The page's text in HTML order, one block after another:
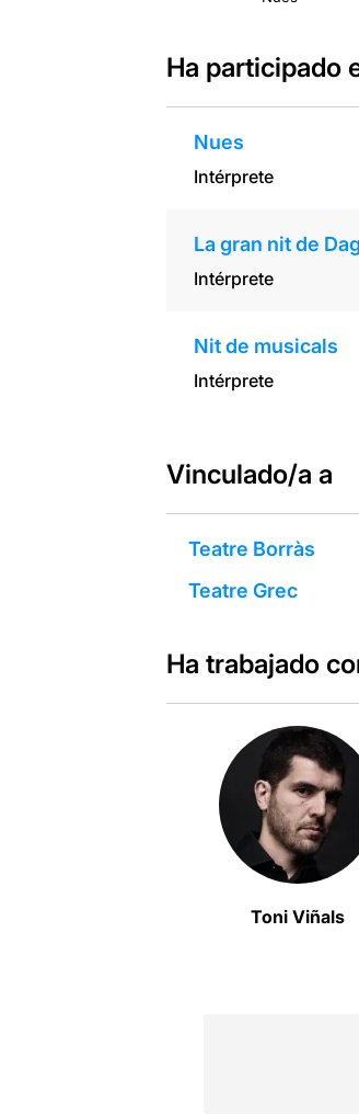
Ha participado
Nues
Intérprete
La gran nit de
Intérprete
Nit de musicals
Intérprete
Vinculado/a a
Teatre Borràs
Teatre Grec
Ha trabajado
Toni Viñals